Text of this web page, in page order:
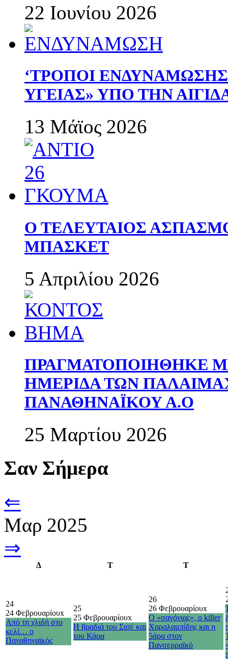
22 Ιουνίου 2026
‘ΤΡΟΠΟΙ
ΥΓΕΙΑΣ» ΥΠΟ ΤΗΝ
13 Μάϊος 2026
Ο ΤΕΛΕΥΤΑΙΟΣ
ΜΠΑΣΚΕΤ
5 Απριλίου 2026
ΠΡΑΓΜΑΤΟΠΟΙΗΘΗΚΕ
ΗΜΕΡΙΔΑ ΤΩΝ
ΠΑΝΑΘΗΝΑΪΚΟΥ Α.Ο
25 Μαρτίου 2026
Σαν Σήμερα
⇐
Μαρ 2025
⇒
Δ Τ Τ
24
24 Φεβρουαρίουx
Από τη χλιδή στο
κελί… ο
Παναθηναϊκός
25
25 Φεβρουαρίουx
Η βραδιά του Σισέ και
του Κάρα
26
26 Φεβρουαρίουx
Ο «σαγόνιας», ο killer
Χαραλαμπίδης και η
5άρα στον
Πανσερραϊκό